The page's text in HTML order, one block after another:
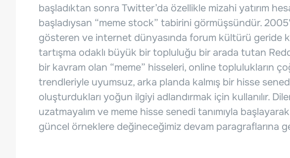
başladıktan sonra Twitter’da özellikle mizahi yatırım
başladıysan “meme stock” tabirini görmüşsündür.
gösteren ve internet dünyasında forum kültürü geride
tartışma odaklı büyük bir topluluğu bir arada tutan
bir kavram olan “meme” hisseleri, online toplulukların
trendleriyle uyumsuz, arka planda kalmış bir hisse
oluşturdukları yoğun ilgiyi adlandırmak için kullanılır.
uzatmayalım ve meme hisse senedi tanımıyla
güncel örneklere değineceğimiz devam paragraflarına